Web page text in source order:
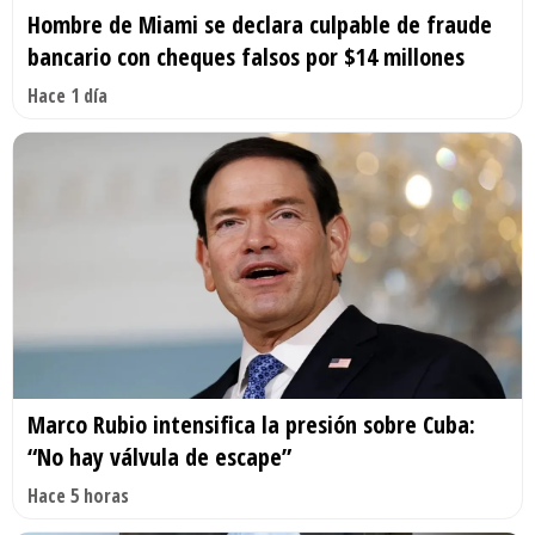
Hombre de Miami se declara culpable de fraude
bancario con cheques falsos por $14 millones
Hace 1 día
Marco Rubio intensifica la presión sobre Cuba:
“No hay válvula de escape”
Hace 5 horas